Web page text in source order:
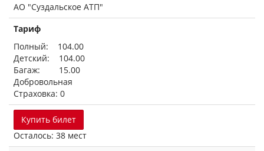
АО "Суздальское АТП"
Тариф
Полный: 104.00
Детский: 104.00
Багаж: 15.00
Добровольная
Страховка: 0
Купить билет
Осталось: 38 мест